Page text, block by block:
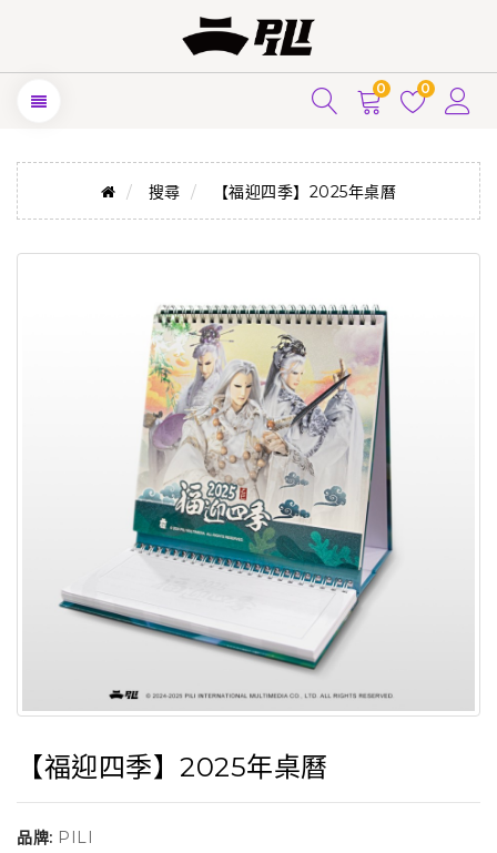
0 0
搜尋 【福迎四季】2025年桌曆
【福迎四季】2025年桌曆
品牌: PILI